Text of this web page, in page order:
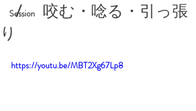
Session
/ 咬む・唸る・引っ張
り
https://youtu.be/MBT2Xg67Lp8